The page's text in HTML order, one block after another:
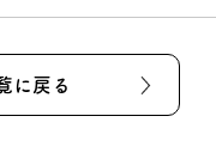
に戻る